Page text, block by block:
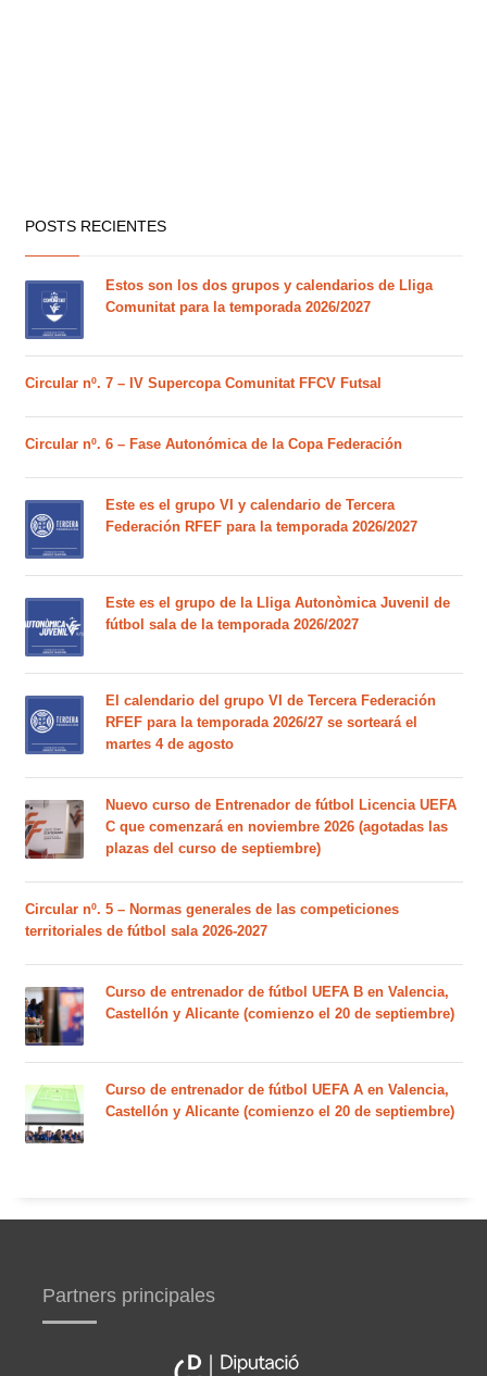
POSTS RECIENTES
Estos son los dos grupos y calendarios de Lliga
Comunitat para la temporada 2026/2027
Circular nº. 7 – IV Supercopa Comunitat FFCV Futsal
Circular nº. 6 – Fase Autonómica de la Copa Federación
Este es el grupo VI y calendario de Tercera
Federación RFEF para la temporada 2026/2027
Este es el grupo de la Lliga Autonòmica Juvenil de
fútbol sala de la temporada 2026/2027
El calendario del grupo VI de Tercera Federación
RFEF para la temporada 2026/27 se sorteará el
martes 4 de agosto
Nuevo curso de Entrenador de fútbol Licencia UEFA
C que comenzará en noviembre 2026 (agotadas las
plazas del curso de septiembre)
Circular nº. 5 – Normas generales de las competiciones
territoriales de fútbol sala 2026-2027
Curso de entrenador de fútbol UEFA B en Valencia,
Castellón y Alicante (comienzo el 20 de septiembre)
Curso de entrenador de fútbol UEFA A en Valencia,
Castellón y Alicante (comienzo el 20 de septiembre)
Partners principales